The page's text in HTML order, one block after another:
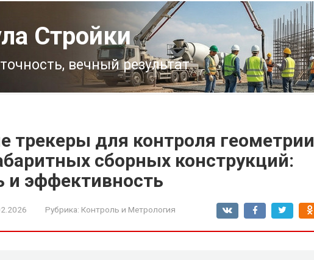
Стройки
вечный результат
трекеры для контроля геометрии
сборных конструкций:
и эффективность
Рубрика: Контроль и Метрология